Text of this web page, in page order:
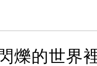
爍的世界